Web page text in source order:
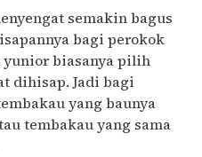
semakin bagus
bagi perokok
yunior biasanya pilih
dihisap. Jadi bagi
yang baunya
tembakau yang sama